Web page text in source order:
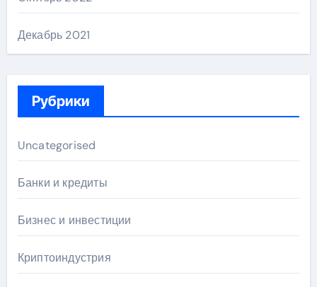
Декабрь 2021
Рубрики
Uncategorised
Банки и кредиты
Бизнес и инвестиции
Криптоиндустрия